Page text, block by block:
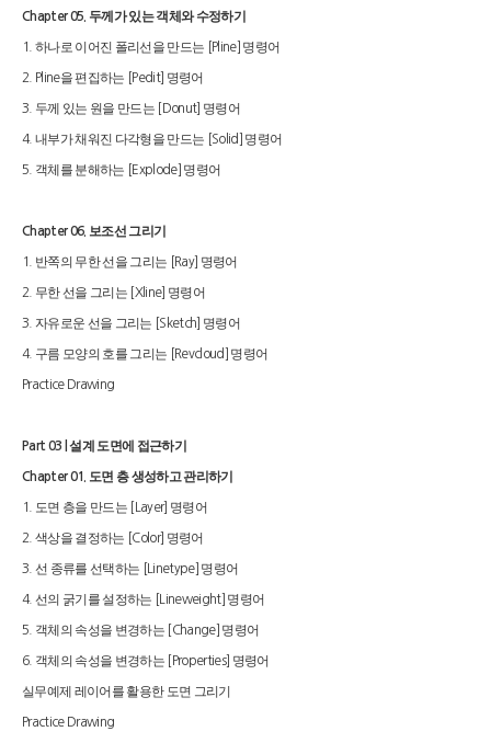
Chapter 05. 두께가 있는 객체와 수정하기
1. 하나로 이어진 폴리선을 만드는 [Pline] 명령어
2. Pline을 편집하는 [Pedit] 명령어
3. 두께 있는 원을 만드는 [Donut] 명령어
4. 내부가 채워진 다각형을 만드는 [Solid] 명령어
5. 객체를 분해하는 [Explode] 명령어
Chapter 06. 보조선 그리기
1. 반쪽의 무한 선을 그리는 [Ray] 명령어
2. 무한 선을 그리는 [Xline] 명령어
3. 자유로운 선을 그리는 [Sketch] 명령어
4. 구름 모양의 호를 그리는 [Revcloud] 명령어
Practice Drawing
Part 03 |설계 도면에 접근하기
Chapter 01. 도면 층 생성하고 관리하기
1. 도면 층을 만드는 [Layer] 명령어
2. 색상을 결정하는 [Color] 명령어
3. 선 종류를 선택하는 [Linetype] 명령어
4. 선의 굵기를 설정하는 [Lineweight] 명령어
5. 객체의 속성을 변경하는 [Change] 명령어
6. 객체의 속성을 변경하는 [Properties] 명령어
실무예제 레이어를 활용한 도면 그리기
Practice Drawing